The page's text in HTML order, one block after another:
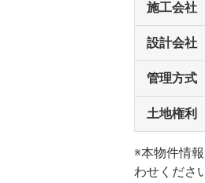
施工会社
設計会社
管理方式
土地権利
※本物件情報
わせくださ